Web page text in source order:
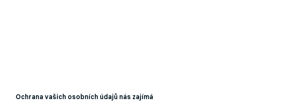
Ochrana vašich osobních údajů nás zajímá